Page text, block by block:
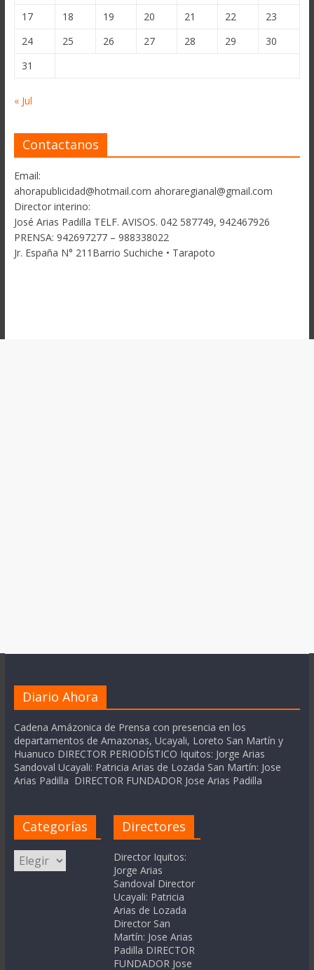
17
18 19 20 21 22
23
24
25 26 27 28 29
30
31
« Jul
Contactanos
Email:
ahorapublicidad@hotmail.com ahoraregianal@gmail.com
Director interino:
José Arias Padilla TELF. AVISOS. 042 587749, 942467926
PRENSA: 942697277 – 988338022
Jr. España N° 211Barrio Suchiche • Tarapoto
Diario Ahora
Cadena Amázonica de Prensa con presencia en los
departamentos de Amazonas, Ucayali, Loreto San Martín y
Huanuco DIRECTOR PERIODÍSTICO Iquitos: Jorge Arias
Sandoval Ucayali: Patricia Arias de Lozada San Martín: Jose
Arias Padilla DIRECTOR FUNDADOR Jose Arias Padilla
Categorías
Categorías
Directores
Director Iquitos:
Jorge Arias
Sandoval Director
Ucayali: Patricia
Arias de Lozada
Director San
Martín: Jose Arias
Padilla DIRECTOR
FUNDADOR Jose